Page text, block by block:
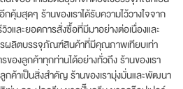
คุ้มสุดๆ ร้านของเราได้รับความไว้วางใจจาก
วและยอดการสั่งซื้อที่มีมาอย่างต่อเนื่องและ
ารผลิตบรรจุภัณฑ์สินค้าที่มีคุณภาพเทียบเท่า
ของลูกค้าทุกท่านได้อย่างทั่วถึง ร้านของเรา
กค้าเป็นสิ่งสำคัญ ร้านของเรามุ่งมั่นและพัฒนา